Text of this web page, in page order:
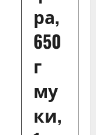
ра,
650
г
му
ки,